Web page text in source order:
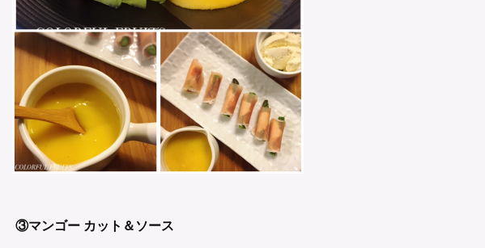
③マンゴー カット＆ソース